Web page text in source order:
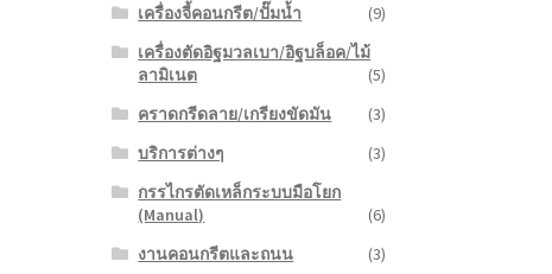
เครื่องจี้คอนกรีต/ปั๊มน้ำ
(9)
เครื่องตัดอิฐมวลเบา/อิฐบล็อค/ไม้
ลามิเนต
(5)
คราดกรีดลาย/เกรียงขัดมัน
(3)
บริการต่างๆ
(3)
กรรไกรตัดเหล็กระบบมือโยก
(Manual)
(6)
งานคอนกรีตและถนน
(3)